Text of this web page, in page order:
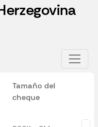
Tamaño del
cheque